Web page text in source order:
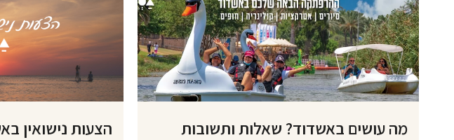
מה עושים באשדוד? שאלות ותשובות הצעות נישואין